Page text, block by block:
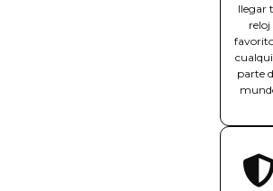
llegar
reloj
parte